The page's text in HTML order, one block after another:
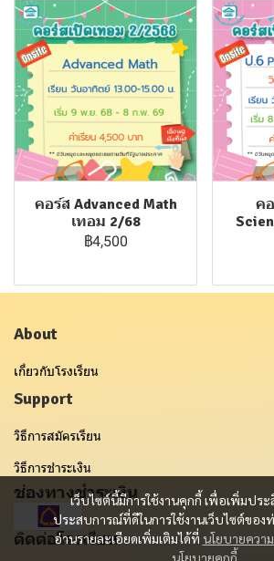
คอร์ส Advanced Math
เทอม 2/68
฿4,500
ค
เว็บไซต์นี้มีการใช้งานคุกกี้ เพื่อเพิ่มปร
ประสบการณ์ที่ดีในการใช้งานเว็บไซต์ของ
อ่านรายละเอียดเพิ่มเติมได้ที่ นโยบายควา
นโยบายคุกกี้
About
เกี่ยวกับโรงเรียน
Support
วิธีการสมัครเรียน
วิธีการชำระเงิน
ช่องทางชำระเงิน
ติดต่อโรงเรียน